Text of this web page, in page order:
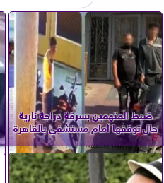
ضبط المتهمين بسرقة دراجة نارية
حال توقفها أمام مستشفى بالقاهرة